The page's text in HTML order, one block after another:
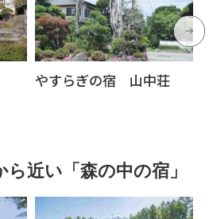
やすらぎの宿 山中荘
近い「森の中の宿」